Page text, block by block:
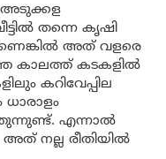
: അടുക്കള
തന്നെ കൃഷി
അത് വളരെ
കാലത്ത് കടകളിൽ
കറിവേപ്പില
എന്നാൽ
അത് നല്ല രീതിയിൽ